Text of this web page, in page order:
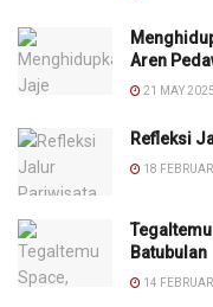
Aren
21 MAY 2025
Refleksi
18
Batubulan
14